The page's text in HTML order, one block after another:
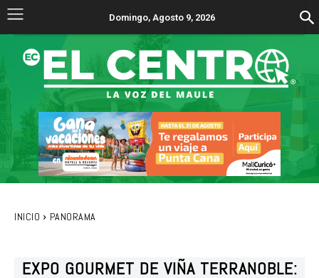
Domingo, Agosto 9, 2026
INICIO PANORAMA
EXPO GOURMET DE VIÑA TERRANOBLE: